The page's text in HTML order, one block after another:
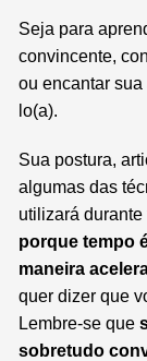
Seja para
convincente,
ou encantar
lo(a).
Sua postura,
algumas das
utilizará
porque tempo
maneira
quer dizer que
Lembre-se que
sobretudo